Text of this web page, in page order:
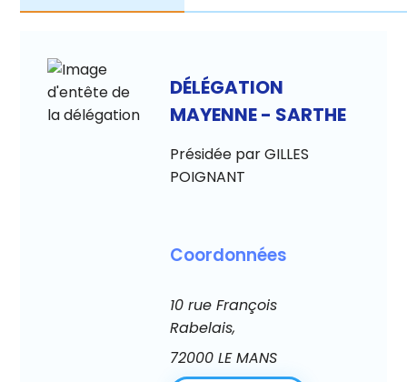
DÉLÉGATION
MAYENNE - SARTHE
Présidée par GILLES
POIGNANT
Coordonnées
10 rue François
Rabelais,
72000 LE MANS